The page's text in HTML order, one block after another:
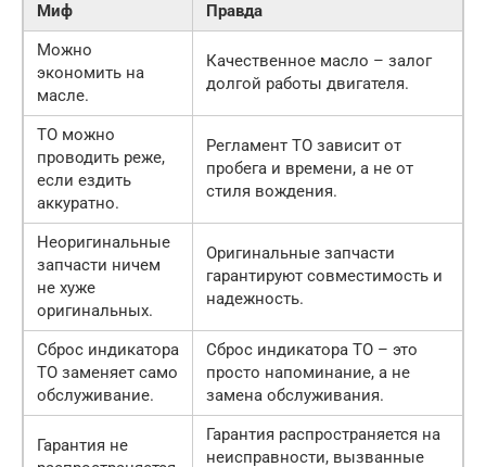
Миф
Правда
Можно
экономить на
масле.
Качественное масло – залог
долгой работы двигателя.
ТО можно
проводить реже,
если ездить
аккуратно.
Регламент ТО зависит от
пробега и времени, а не от
стиля вождения.
Неоригинальные
запчасти ничем
не хуже
оригинальных.
Оригинальные запчасти
гарантируют совместимость и
надежность.
Сброс индикатора
ТО заменяет само
обслуживание.
Сброс индикатора ТО – это
просто напоминание, а не
замена обслуживания.
Гарантия не
Гарантия распространяется на
неисправности, вызванные